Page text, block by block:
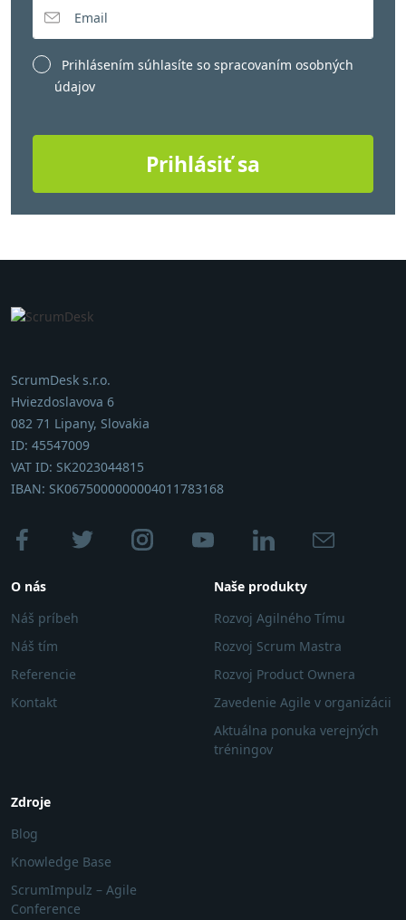
Prihlásením súhlasíte so spracovaním osobných
údajov
Prihlásiť sa
ScrumDesk s.r.o.
Hviezdoslavova 6
082 71 Lipany, Slovakia
ID: 45547009
VAT ID: SK2023044815
IBAN: SK0675000000004011783168
O nás
Náš príbeh
Náš tím
Referencie
Kontakt
Naše produkty
Rozvoj Agilného Tímu
Rozvoj Scrum Mastra
Rozvoj Product Ownera
Zavedenie Agile v organizácii
Aktuálna ponuka verejných
tréningov
Zdroje
Blog
Knowledge Base
ScrumImpulz – Agile
Conference